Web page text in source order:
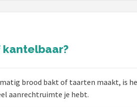
kantelbaar?
brood bakt of taarten maakt, is
aanrechtruimte je hebt.